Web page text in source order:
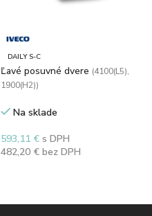
DAILY S-C
Ľavé posuvné dvere (4100(L5),
1900(H2))
Na sklade
593,11 € s DPH
482,20 € bez DPH